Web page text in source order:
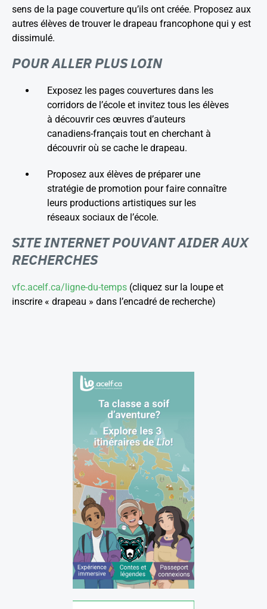
sens de la page couverture qu’ils ont créée. Proposez aux
autres élèves de trouver le drapeau francophone qui y est
dissimulé.
POUR ALLER PLUS LOIN
Exposez les pages couvertures dans les
corridors de l’école et invitez tous les élèves
à découvrir ces œuvres d’auteurs
canadiens-français tout en cherchant à
découvrir où se cache le drapeau.
Proposez aux élèves de préparer une
stratégie de promotion pour faire connaître
leurs productions artistiques sur les
réseaux sociaux de l’école.
SITE INTERNET POUVANT AIDER AUX
RECHERCHES
vfc.acelf.ca/ligne-du-temps (cliquez sur la loupe et
inscrire « drapeau » dans l’encadré de recherche)